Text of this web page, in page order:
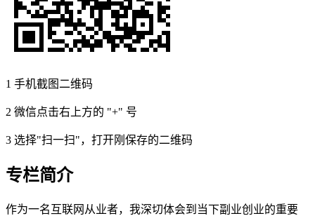
1 手机截图二维码
2 微信点击右上方的 "+" 号
3 选择"扫一扫"，打开刚保存的二维码
专栏简介
作为一名互联网从业者，我深切体会到当下副业创业的重要